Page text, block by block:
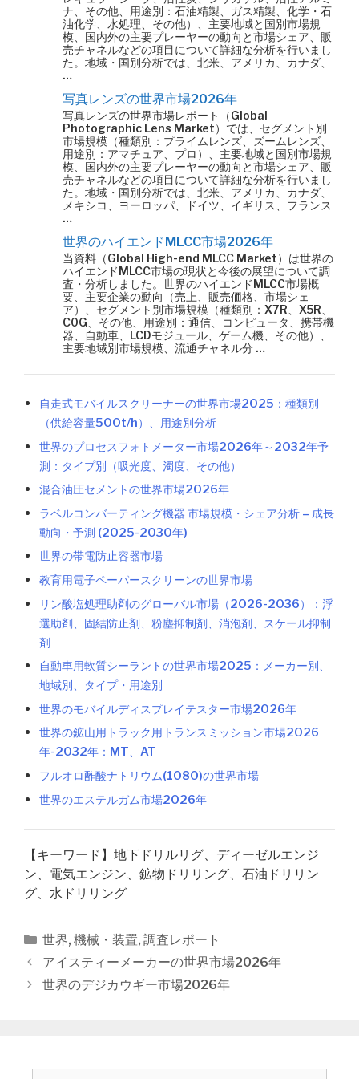
ナ、その他、用途別：石油精製、ガス精製、化学・石
油化学、水処理、その他）、主要地域と国別市場規
模、国内外の主要プレーヤーの動向と市場シェア、販
売チャネルなどの項目について詳細な分析を行いまし
た。地域・国別分析では、北米、アメリカ、カナダ、
…
写真レンズの世界市場2026年
写真レンズの世界市場レポート（Global
Photographic Lens Market）では、セグメント別
市場規模（種類別：プライムレンズ、ズームレンズ、
用途別：アマチュア、プロ）、主要地域と国別市場規
模、国内外の主要プレーヤーの動向と市場シェア、販
売チャネルなどの項目について詳細な分析を行いまし
た。地域・国別分析では、北米、アメリカ、カナダ、
メキシコ、ヨーロッパ、ドイツ、イギリス、フランス
…
世界のハイエンドMLCC市場2026年
当資料（Global High-end MLCC Market）は世界の
ハイエンドMLCC市場の現状と今後の展望について調
査・分析しました。世界のハイエンドMLCC市場概
要、主要企業の動向（売上、販売価格、市場シェ
ア）、セグメント別市場規模（種類別：X7R、X5R、
C0G、その他、用途別：通信、コンピュータ、携帯機
器、自動車、LCDモジュール、ゲーム機、その他）、
主要地域別市場規模、流通チャネル分 …
自走式モバイルスクリーナーの世界市場2025：種類別
（供給容量500t/h）、用途別分析
世界のプロセスフォトメーター市場2026年～2032年予
測：タイプ別（吸光度、濁度、その他）
混合油圧セメントの世界市場2026年
ラベルコンバーティング機器 市場規模・シェア分析 – 成長
動向・予測 (2025-2030年)
世界の帯電防止容器市場
教育用電子ペーパースクリーンの世界市場
リン酸塩処理助剤のグローバル市場（2026-2036）：浮
選助剤、固結防止剤、粉塵抑制剤、消泡剤、スケール抑制
剤
自動車用軟質シーラントの世界市場2025：メーカー別、
地域別、タイプ・用途別
世界のモバイルディスプレイテスター市場2026年
世界の鉱山用トラック用トランスミッション市場2026
年-2032年：MT、AT
フルオロ酢酸ナトリウム(1080)の世界市場
世界のエステルガム市場2026年
【キーワード】地下ドリルリグ、ディーゼルエンジ
ン、電気エンジン、鉱物ドリリング、石油ドリリン
グ、水ドリリング
カ
テ
ゴ
世界, 機械・装置, 調査レポート
投
稿
アイスティーメーカーの世界市場2026年
世界のデジカウギー市場2026年